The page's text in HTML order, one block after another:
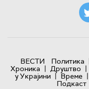
ВЕСТИ Политика
Хроника | Друштво |
у Украјини | Време |
Подкаст